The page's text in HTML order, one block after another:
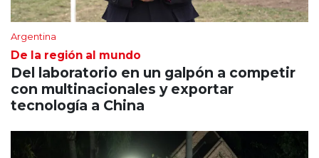
Argentina
De la región al mundo
Del laboratorio en un galpón a competir
con multinacionales y exportar
tecnología a China